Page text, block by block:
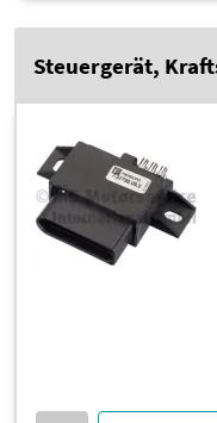
Steuergerät,